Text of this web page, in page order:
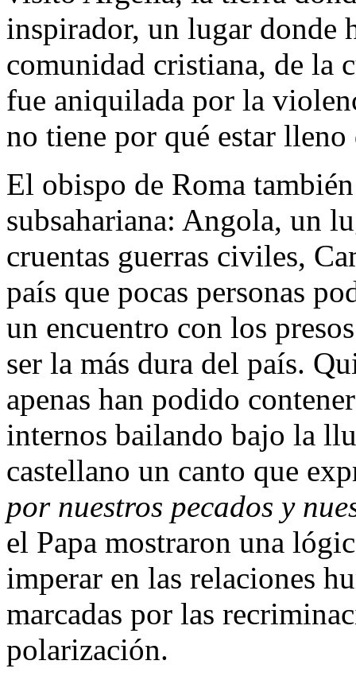
inspirador, un lugar donde
comunidad cristiana, de la
fue aniquilada por la
no tiene por qué estar
El obispo de Roma
subsahariana: Angola, un
cruentas guerras civiles,
país que pocas personas
un encuentro con los
ser la más dura del país.
apenas han podido
internos bailando bajo la
castellano un canto que
por nuestros pecados y
el Papa mostraron una
imperar en las relaciones
marcadas por las
polarización.